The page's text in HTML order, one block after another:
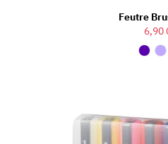
Feutre
6,90